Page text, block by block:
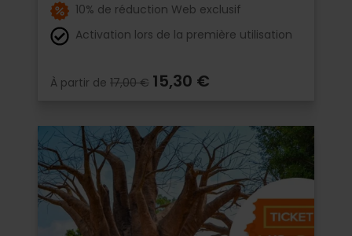
10% de réduction Web exclusif
Activation lors de la première utilisation
À partir de 17,00 € 15,30 €